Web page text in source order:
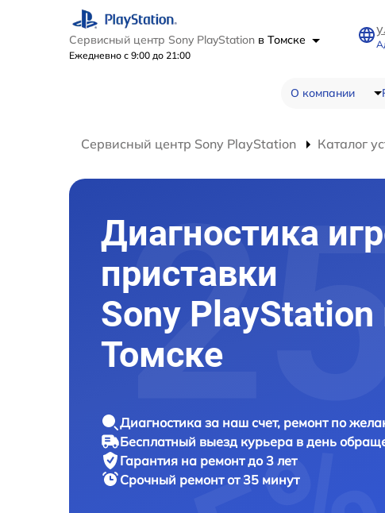
Сервисный центр Sony PlayStation в Томске
Ежедневно с 9:00 до 21:00
О компании
Сервисный центр Sony PlayStation Каталог
Диагностика
приставки
Sony PlayStation
Томске
Диагностика за наш счет, ремонт по
Бесплатный выезд курьера в день
Гарантия на ремонт до 3 лет
Срочный ремонт от 35 минут